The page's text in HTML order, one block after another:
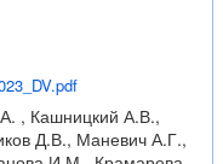
, Кашницкий А.В.,
Д.В., Маневич А.Г.,